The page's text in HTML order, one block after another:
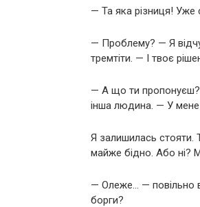
— Та яка різниця! Уже
— Проблему? — Я
тремтіти. — І твоє
— А що ти пропонуєш?
інша людина. — У
Я залишилась стояти.
майже бідно. Або ні?
— Олеже… — повільно
борги?